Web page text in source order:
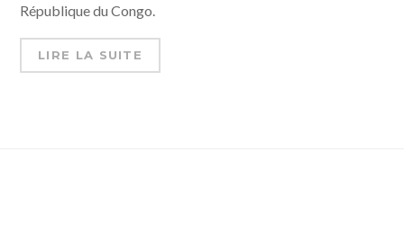
République du Congo.
LIRE LA SUITE